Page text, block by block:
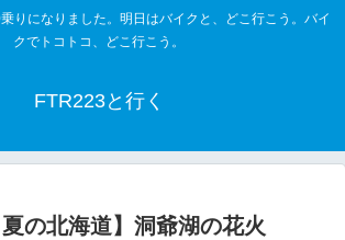
りになりました。明日はバイクと、どこ行こう。バイ
クでトコトコ、どこ行こう。
FTR223と行く
夏の北海道】洞爺湖の花火